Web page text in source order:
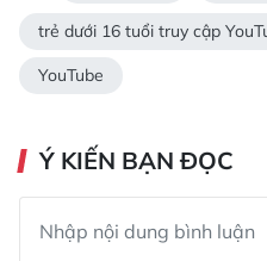
trẻ dưới 16 tuổi truy cập
YouTube
Ý KIẾN BẠN ĐỌC